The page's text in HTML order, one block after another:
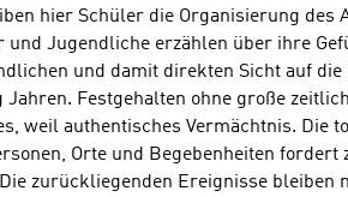
hier Schüler die Organisierung des
und Jugendliche erzählen über ihre
und damit direkten Sicht auf
Festgehalten ohne große
weil authentisches Vermächtnis. Die
Orte und Begebenheiten fordert
zurückliegenden Ereignisse bleiben